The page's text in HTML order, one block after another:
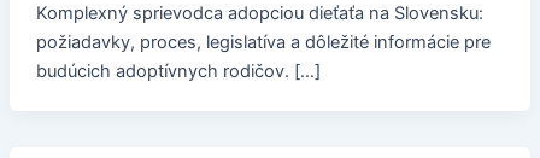
Komplexný sprievodca adopciou dieťaťa na Slovensku:
požiadavky, proces, legislatíva a dôležité informácie pre
budúcich adoptívnych rodičov. […]